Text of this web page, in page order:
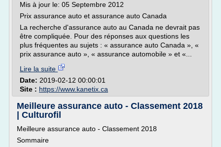
Mis à jour le: 05 Septembre 2012
Prix assurance auto et assurance auto Canada
La recherche d'assurance auto au Canada ne devrait pas
être compliquée. Pour des réponses aux questions les
plus fréquentes au sujets : « assurance auto Canada », «
prix assurance auto », « assurance automobile » et «...
Lire la suite
Date: 2019-02-12 00:00:01
Site : https://www.kanetix.ca
Meilleure assurance auto - Classement 2018
| Culturofil
Meilleure assurance auto - Classement 2018
Sommaire